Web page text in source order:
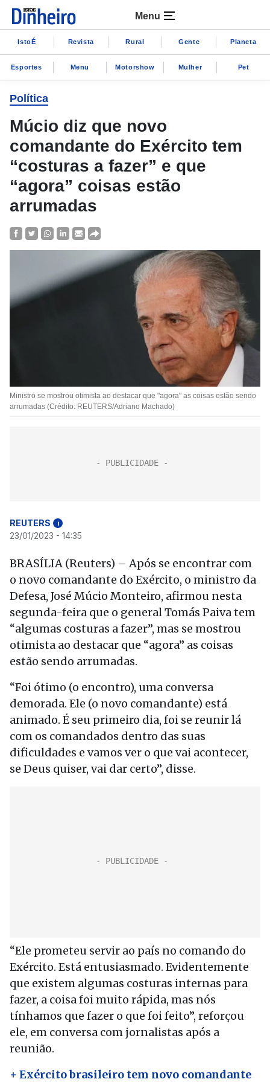
Menu
IstoÉ Revista Rural Gente Planeta
Esportes Menu Motorshow Mulher Pet
Política
Múcio diz que novo
comandante do Exército tem
“costuras a fazer” e que
“agora” coisas estão
arrumadas
Ministro se mostrou otimista ao destacar que "agora" as coisas estão sendo
arrumadas (Crédito: REUTERS/Adriano Machado)
REUTERS i
23/01/2023 - 14:35
BRASÍLIA (Reuters) – Após se encontrar com
o novo comandante do Exército, o ministro da
Defesa, José Múcio Monteiro, afirmou nesta
segunda-feira que o general Tomás Paiva tem
“algumas costuras a fazer”, mas se mostrou
otimista ao destacar que “agora” as coisas
estão sendo arrumadas.
“Foi ótimo (o encontro), uma conversa
demorada. Ele (o novo comandante) está
animado. É seu primeiro dia, foi se reunir lá
com os comandados dentro das suas
dificuldades e vamos ver o que vai acontecer,
se Deus quiser, vai dar certo”, disse.
“Ele prometeu servir ao país no comando do
Exército. Está entusiasmado. Evidentemente
que existem algumas costuras internas para
fazer, a coisa foi muito rápida, mas nós
tínhamos que fazer o que foi feito”, reforçou
ele, em conversa com jornalistas após a
reunião.
+ Exército brasileiro tem novo comandante